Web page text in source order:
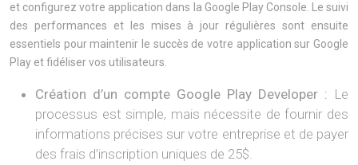
et configurez votre application dans la Google Play Console. Le suivi
des performances et les mises à jour régulières sont ensuite
essentiels pour maintenir le succès de votre application sur Google
Play et fidéliser vos utilisateurs.
Création d’un compte Google Play Developer : Le
processus est simple, mais nécessite de fournir des
informations précises sur votre entreprise et de payer
des frais d’inscription uniques de 25$.